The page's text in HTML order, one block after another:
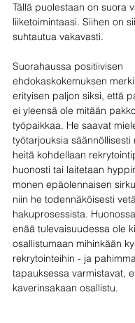
Tällä puolestaan on suora
liiketoimintaasi. Siihen on
suhtautua vakavasti.
Suorahaussa positiivisen
ehdokaskokemuksen
erityisen paljon siksi, että
ei yleensä ole mitään
työpaikkaa. He saavat
työtarjouksia säännöllisesti
heitä kohdellaan
huonosti tai laitetaan
monen epäolennaisen
niin he todennäköisesti
hakuprosessista.
enää tulevaisuudessa ole
osallistumaan mihinkään
rekrytointeihin - ja
tapauksessa varmistavat,
kaverinsakaan osallistu.